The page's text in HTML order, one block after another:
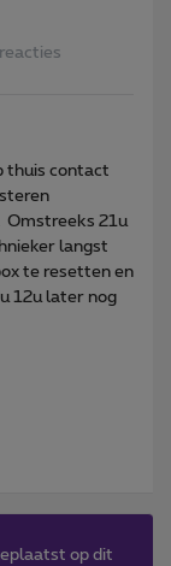
thuis contact
Omstreeks 21u
langst
te resetten en
12u later nog
op dit